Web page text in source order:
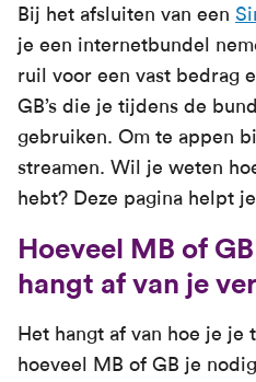
Bij het afsluiten van een
je een internetbundel
ruil voor een vast bedrag
GB’s die je tijdens de
gebruiken. Om te appen
streamen. Wil je weten
hebt? Deze pagina helpt
Hoeveel MB of
hangt af van je
Het hangt af van hoe je je
hoeveel MB of GB je